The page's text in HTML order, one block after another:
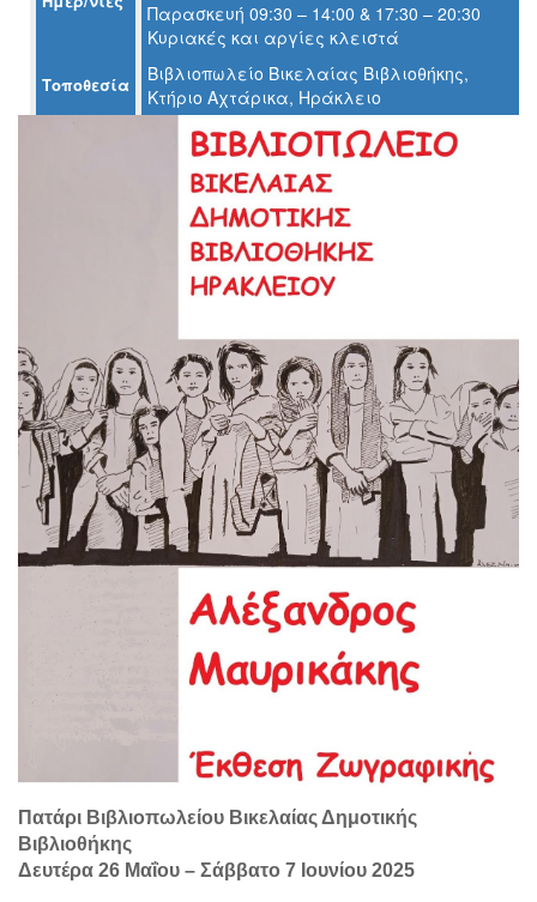
Παρασκευή 09:30 – 14:00 & 17:30 – 20:30
Κυριακές και αργίες κλειστά
Τοποθεσία
Βιβλιοπωλείο Βικελαίας Βιβλιοθήκης,
Κτήριο Αχτάρικα, Ηράκλειο
Πατάρι Βιβλιοπωλείου Βικελαίας Δημοτικής
Βιβλιοθήκης
Δευτέρα 26 Μαΐου – Σάββατο 7 Ιουνίου 2025